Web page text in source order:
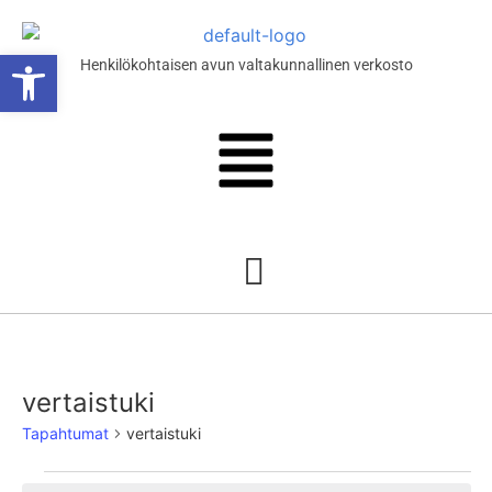
Open toolbarHenkilökohtaisen avun valtakunnallinen verkosto
vertaistuki
Tapahtumat vertaistuki